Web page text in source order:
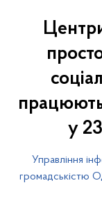
у
Управління
громадськістю